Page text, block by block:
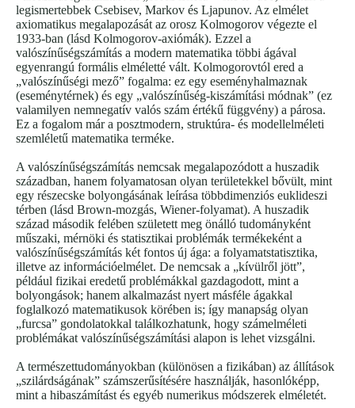
legismertebbek Csebisev, Markov és Ljapunov. Az elmélet
axiomatikus megalapozását az orosz Kolmogorov végezte el
1933-ban (lásd Kolmogorov-axiómák). Ezzel a
valószínűségszámítás a modern matematika többi ágával
egyenrangú formális elméletté vált. Kolmogorovtól ered a
„valószínűségi mező” fogalma: ez egy eseményhalmaznak
(eseménytérnek) és egy „valószínűség-kiszámítási módnak” (ez
valamilyen nemnegatív valós szám értékű függvény) a párosa.
Ez a fogalom már a posztmodern, struktúra- és modellelméleti
szemléletű matematika terméke.
A valószínűségszámítás nemcsak megalapozódott a huszadik
században, hanem folyamatosan olyan területekkel bővült, mint
egy részecske bolyongásának leírása többdimenziós euklideszi
térben (lásd Brown-mozgás, Wiener-folyamat). A huszadik
század második felében született meg önálló tudományként
műszaki, mérnöki és statisztikai problémák termékeként a
valószínűségszámítás két fontos új ága: a folyamatstatisztika,
illetve az információelmélet. De nemcsak a „kívülről jött”,
például fizikai eredetű problémákkal gazdagodott, mint a
bolyongások; hanem alkalmazást nyert másféle ágakkal
foglalkozó matematikusok körében is; így manapság olyan
„furcsa” gondolatokkal találkozhatunk, hogy számelméleti
problémákat valószínűségszámítási alapon is lehet vizsgálni.
A természettudományokban (különösen a fizikában) az állítások
„szilárdságának” számszerűsítésére használják, hasonlóképp,
mint a hibaszámítást és egyéb numerikus módszerek elméletét.